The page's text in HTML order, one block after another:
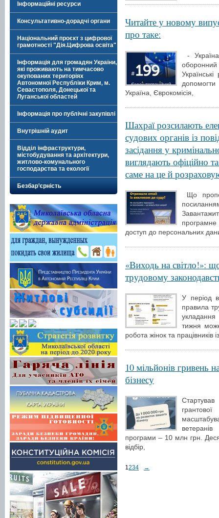
Інформаційні ресурси
Консультативно-дорадчі органи
Національний проєкт з цифрової
грамотності "Дія.Цифрова освіта"
Інформація для громадян України,
які проживають на тимчасово
окупованих територіях
Автономної Республіки Крим, м.
Севастополя, Донецької та
Луганської областей
Інформація про публічні закупівлі
Внутрішній аудит
Відділ інфраструктури,
містобудування та архітектури,
житлово-комунального
господарства та екології
Безбар’єрність
Читайте у новому
про таке:
-
Україна, Єврокомісія,
Шахраї розсилають
судових органів із
засідання у
виглядають офіційно
саме на це й
Що
доступ до персональних
«Виходь на світло!»:
трудовому
У період
правила
укладання
тижня
робота жінок та працівників із
10 мільйонів гривень
бізнесу
програми – 10 млн грн.
відбір,
1234 →